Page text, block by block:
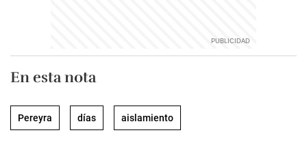
En esta nota
Pereyra días aislamiento